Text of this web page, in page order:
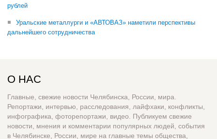
рублей
Уральские металлурги и «АВТОВАЗ» наметили перспективы
дальнейшего сотрудничества
О НАС
Главные, свежие новости Челябинска, России, мира.
Репортажи, интервью, расследования, лайфхаки, конфликты,
инфографика, фоторепортажи, видео. Публикуем свежие
новости, мнения и комментарии популярных людей, события
в Челябинске, России, мире на главные темы общества,